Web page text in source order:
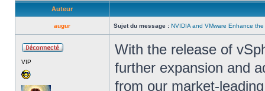
Auteur
augur Sujet du message : NVIDIA and VMware Enhance
VIP
With the release of
further expansion and
from our market-